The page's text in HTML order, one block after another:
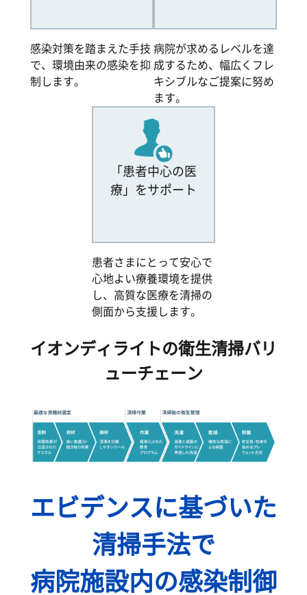
感染対策を踏まえた手技
で、環境由来の感染を抑
制します。
病院が求めるレベルを達
成するため、幅広くフレ
キシブルなご提案に努め
ます。
「患者中心の医
療」をサポート
患者さまにとって安心で
心地よい療養環境を提供
し、高質な医療を清掃の
側面から支援します。
イオンディライトの衛生清掃バリ
ューチェーン
エビデンスに基づいた
清掃手法で
病院施設内の感染制御